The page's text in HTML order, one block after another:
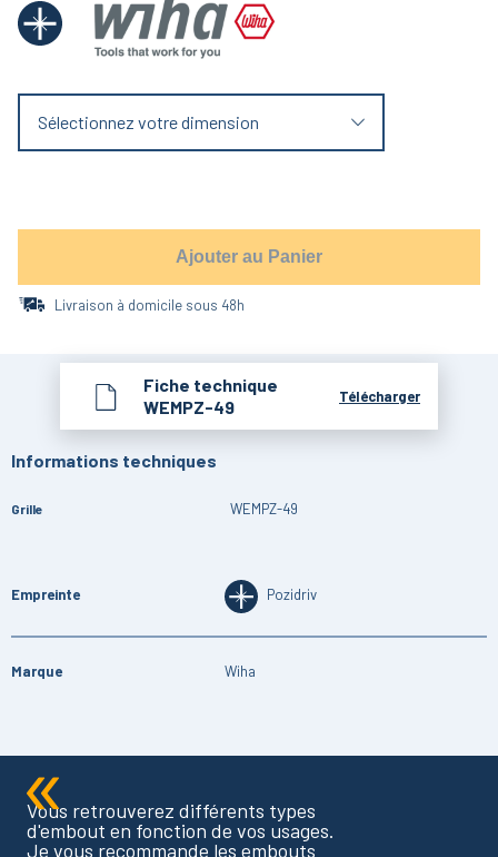
Sélectionnez votre dimension
Ajouter au Panier
Livraison à domicile sous 48h
Fiche technique
WEMPZ-49
Télécharger
Informations techniques
Grille WEMPZ-49
Empreinte Pozidriv
Marque Wiha
Vous retrouverez différents types
d'embout en fonction de vos usages.
Je vous recommande les embouts